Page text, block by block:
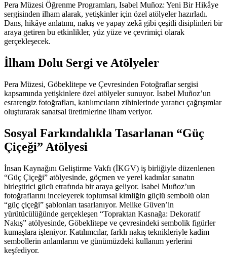
Pera Müzesi Öğrenme Programları, Isabel Muñoz: Yeni Bir Hikâye
sergisinden ilham alarak, yetişkinler için özel atölyeler hazırladı.
Dans, hikâye anlatımı, nakış ve yapay zekâ gibi çeşitli disiplinleri bir
araya getiren bu etkinlikler, yüz yüze ve çevrimiçi olarak
gerçekleşecek.
İlham Dolu Sergi ve Atölyeler
Pera Müzesi, Göbeklitepe ve Çevresinden Fotoğraflar sergisi
kapsamında yetişkinlere özel atölyeler sunuyor. Isabel Muñoz’un
esrarengiz fotoğrafları, katılımcıların zihinlerinde yaratıcı çağrışımlar
oluşturarak sanatsal üretimlerine ilham veriyor.
Sosyal Farkındalıkla Tasarlanan “Güç
Çiçeği” Atölyesi
İnsan Kaynağını Geliştirme Vakfı (İKGV) iş birliğiyle düzenlenen
“Güç Çiçeği” atölyesinde, göçmen ve yerel kadınlar sanatın
birleştirici gücü etrafında bir araya geliyor. Isabel Muñoz’un
fotoğraflarını inceleyerek toplumsal kimliğin güçlü sembolü olan
“güç çiçeği” şablonları tasarlanıyor. Melike Güven’in
yürütücülüğünde gerçekleşen “Topraktan Kasnağa: Dekoratif
Nakış” atölyesinde, Göbeklitepe ve çevresindeki sembolik figürler
kumaşlara işleniyor. Katılımcılar, farklı nakış teknikleriyle kadim
sembollerin anlamlarını ve günümüzdeki kullanım yerlerini
keşfediyor.